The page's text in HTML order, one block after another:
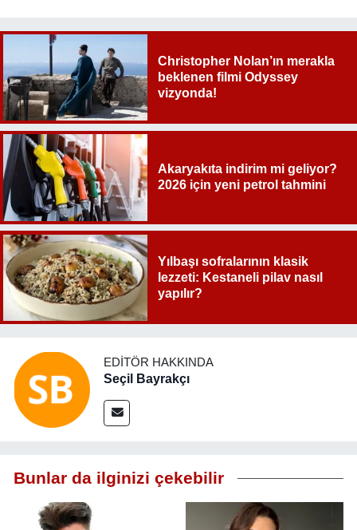
Christopher Nolan’ın merakla
beklenen filmi Odyssey
vizyonda!
Akaryakıta indirim mi geliyor?
2026 için yeni petrol tahmini
Yılbaşı sofralarının klasik
lezzeti: Kestaneli pilav nasıl
yapılır?
EDITÖR HAKKINDA
Seçil Bayrakçı
Bunlar da ilginizi çekebilir